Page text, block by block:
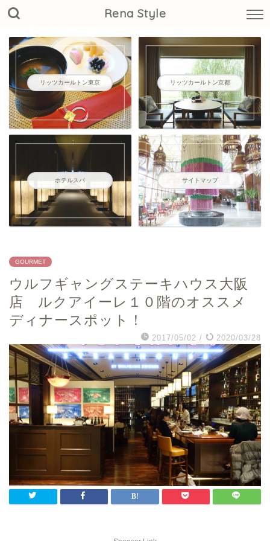
Rena Style
リッツカールトン東京 リッツカールトン京都
ホテルスパ サイトマップ
GOURMET
ウルフギャングステーキハウス大阪
店 ルクアイーレ１０階のオススメ
ディナースポット！
2017/05/02 / 2020/03/28